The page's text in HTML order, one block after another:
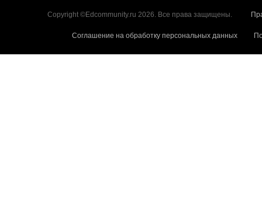
Copyright ©Edcommunity.ru 2026. Все права защищены.
Соглашение на обработку персональных данных